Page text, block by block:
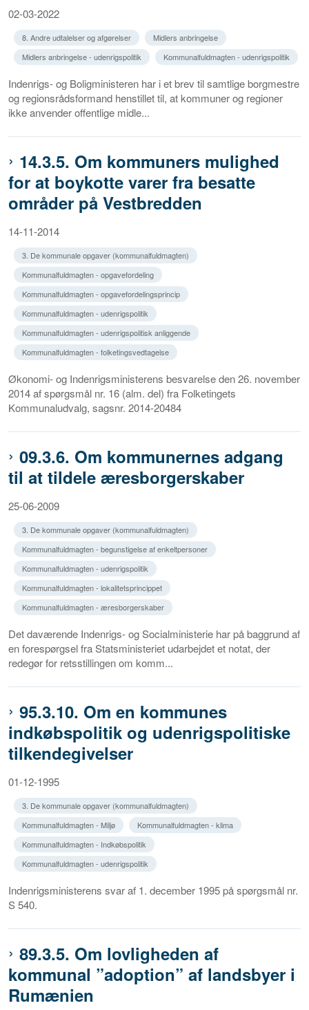
02-03-2022
8. Andre udtalelser og afgørelser
Midlers anbringelse
Midlers anbringelse - udenrigspolitik
Kommunalfuldmagten - udenrigspolitik
Indenrigs- og Boligministeren har i et brev til samtlige borgmestre
og regionsrådsformand henstillet til, at kommuner og regioner
ikke anvender offentlige midle...
14.3.5. Om kommuners mulighed
for at boykotte varer fra besatte
områder på Vestbredden
14-11-2014
3. De kommunale opgaver (kommunalfuldmagten)
Kommunalfuldmagten - opgavefordeling
Kommunalfuldmagten - opgavefordelingsprincip
Kommunalfuldmagten - udenrigspolitik
Kommunalfuldmagten - udenrigspolitisk anliggende
Kommunalfuldmagten - folketingsvedtagelse
Økonomi- og Indenrigsministerens besvarelse den 26. november
2014 af spørgsmål nr. 16 (alm. del) fra Folketingets
Kommunaludvalg, sagsnr. 2014-20484
09.3.6. Om kommunernes adgang
til at tildele æresborgerskaber
25-06-2009
3. De kommunale opgaver (kommunalfuldmagten)
Kommunalfuldmagten - begunstigelse af enkeltpersoner
Kommunalfuldmagten - udenrigspolitik
Kommunalfuldmagten - lokalitetsprincippet
Kommunalfuldmagten - æresborgerskaber
Det daværende Indenrigs- og Socialministerie har på baggrund af
en forespørgsel fra Statsministeriet udarbejdet et notat, der
redegør for retsstillingen om komm...
95.3.10. Om en kommunes
indkøbspolitik og udenrigspolitiske
tilkendegivelser
01-12-1995
3. De kommunale opgaver (kommunalfuldmagten)
Kommunalfuldmagten - Miljø
Kommunalfuldmagten - klima
Kommunalfuldmagten - Indkøbspolitik
Kommunalfuldmagten - udenrigspolitik
Indenrigsministerens svar af 1. december 1995 på spørgsmål nr.
S 540.
89.3.5. Om lovligheden af
kommunal ”adoption” af landsbyer i
Rumænien